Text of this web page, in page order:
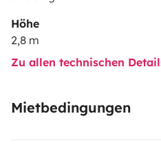
Höhe
2,8 m
Zu allen technischen
Mietbedingungen